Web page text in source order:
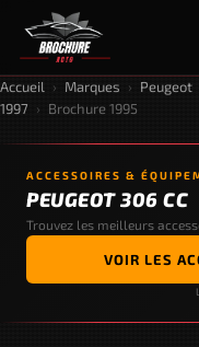
Accueil › Marques › Peugeot
1997 › Brochure 1995
ACCESSOIRES &
PEUGEOT 306 CC
Trouvez les meilleurs
VOIR LES